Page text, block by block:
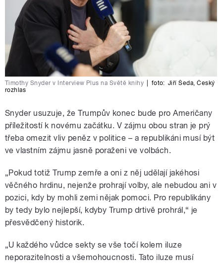
Timothy Snyder v Interview Plus na Světě knihy foto: Jiří Šeda,Český
rozhlas
Snyder usuzuje, že Trumpův konec bude pro Američany
příležitostí k novému začátku. V zájmu obou stran je prý
třeba omezit vliv peněz v politice – a republikáni musí být
ve vlastním zájmu jasně poraženi ve volbách.
„Pokud totiž Trumpzemře a oni z něj udělají jakéhosi
věčného hrdinu, nejenže prohrají volby, ale nebudou ani v
pozici, kdy by mohli zemi nějak pomoci. Pro republikány
by tedy bylo nejlepší, kdyby Trump drtivě prohrál,“ je
přesvědčený historik.
„U každého vůdce sekty se vše točí kolem iluze
neporazitelnosti a všemohoucnosti. Tato iluze musí